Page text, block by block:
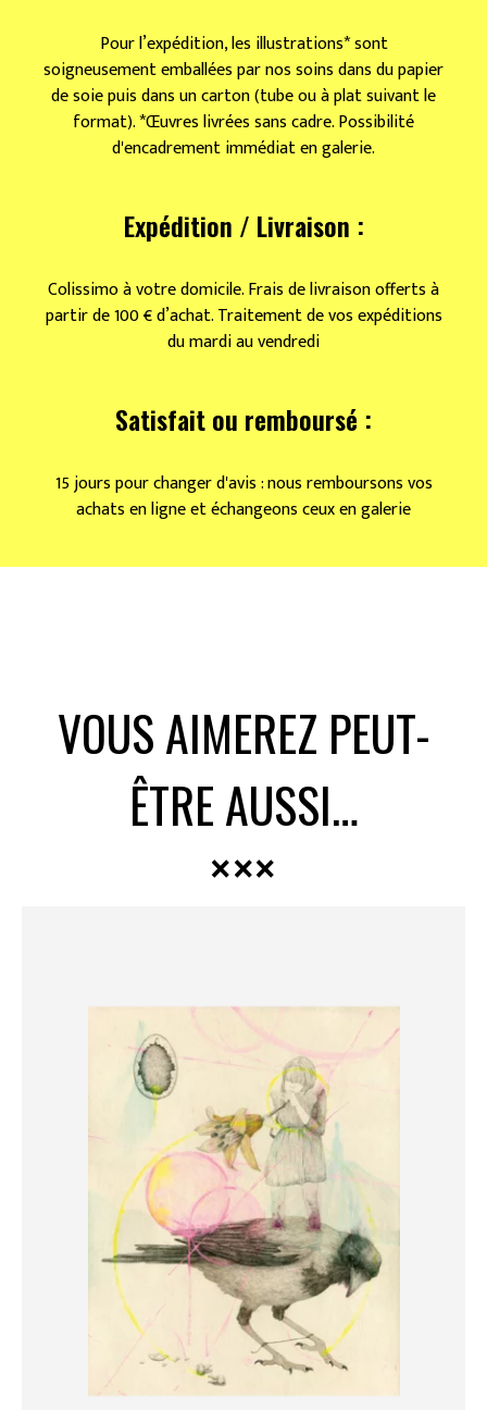
Pour l’expédition, les illustrations* sont
soigneusement emballées par nos soins dans du papier
de soie puis dans un carton (tube ou à plat suivant le
format). *Œuvres livrées sans cadre. Possibilité
d'encadrement immédiat en galerie.
Expédition / Livraison :
Colissimo à votre domicile. Frais de livraison offerts à
partir de 100 € d’achat. Traitement de vos expéditions
du mardi au vendredi
Satisfait ou remboursé :
15 jours pour changer d'avis : nous remboursons vos
achats en ligne et échangeons ceux en galerie
VOUS AIMEREZ PEUT-
ÊTRE AUSSI…